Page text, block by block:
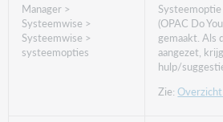
Manager >
Systeemwise >
Systeemwise >
systeemopties
(OPAC Do
gemaakt. Als
aangezet,
hulp/
Zie: